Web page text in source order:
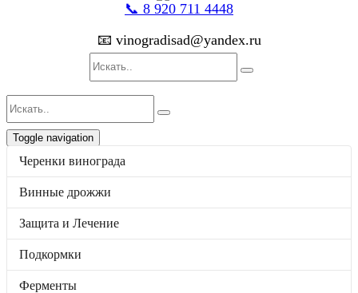
📞 8 920 711 4448
📧 vinogradisad@yandex.ru
Toggle navigation
Каталог
Винные дрожжи
Защита и Лечение
Подкормки
Ферменты
Бренды
Отложенные товары
p
Черенки винограда
Винные дрожжи
Защита и Лечение
Подкормки
Ферменты